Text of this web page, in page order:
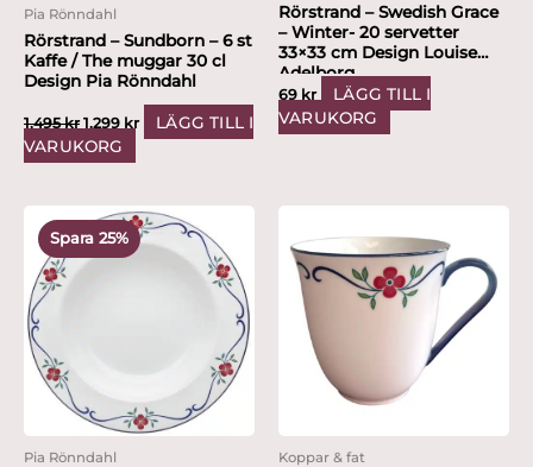
Pia Rönndahl
Rörstrand – Sundborn – 6 st
Kaffe / The muggar 30 cl
Design Pia Rönndahl
1,495kr 1,299 kr
LÄGG TILL I
VARUKORG
Rörstrand – Swedish Grace
– Winter- 20 servetter
33×33 cm Design Louise
Adelborg
69 kr
LÄGG TILL I
VARUKORG
Spara 25%
Pia Rönndahl
Det
ursprungliga
var:
Det
nuvarande
priset
Koppar & fat